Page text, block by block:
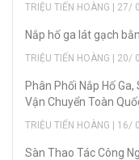
TRIỆU TIẾN HOÀNG | 27/
Nắp hố ga lát gạch
TRIỆU TIẾN HOÀNG | 20/
Phân Phối Nắp Hố
Vận Chuyển Toàn
TRIỆU TIẾN HOÀNG | 16/
Sàn Thao Tác Công